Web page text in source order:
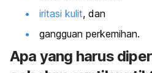
iritasi kulit, dan
gangguan perkemihan.
Apa yang harus